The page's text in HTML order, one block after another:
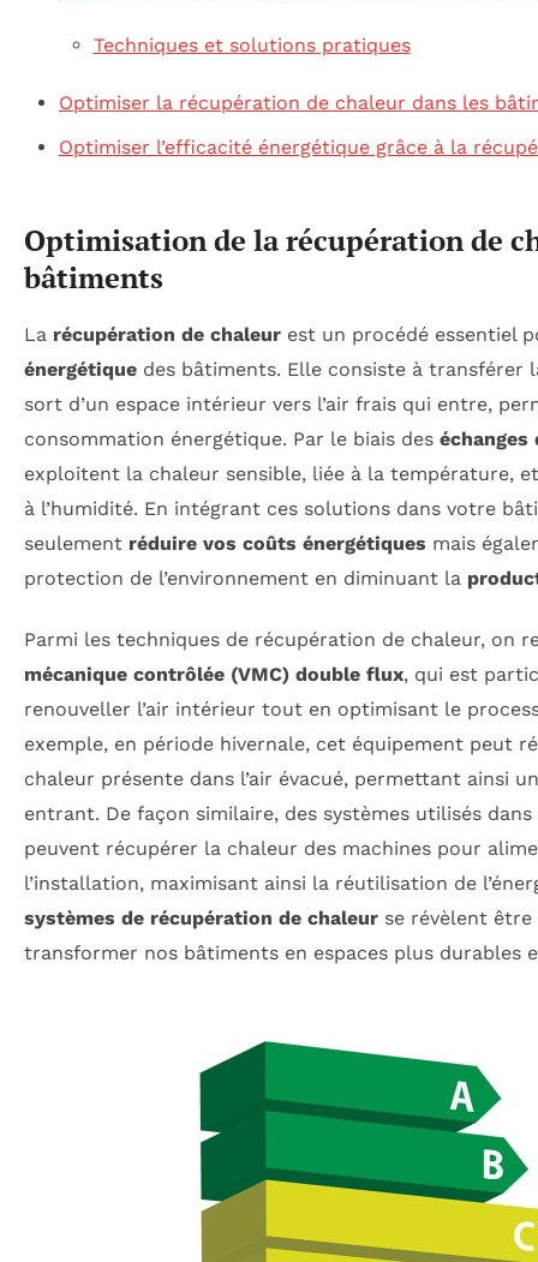
Techniques et solutions pratiques
Optimiser la récupération de chaleur dans les
Optimiser l’efficacité énergétique grâce à la
Optimisation de la récupération de
bâtiments
La récupération de chaleur est un procédé essentiel
énergétique des bâtiments. Elle consiste à transférer
sort d’un espace intérieur vers l’air frais qui entre,
consommation énergétique. Par le biais des échanges
exploitent la chaleur sensible, liée à la température,
à l’humidité. En intégrant ces solutions dans votre
seulement réduire vos coûts énergétiques mais
protection de l’environnement en diminuant la
Parmi les techniques de récupération de chaleur, on
mécanique contrôlée (VMC) double flux, qui est
renouveller l’air intérieur tout en optimisant le
exemple, en période hivernale, cet équipement peut
chaleur présente dans l’air évacué, permettant ainsi
entrant. De façon similaire, des systèmes utilisés
peuvent récupérer la chaleur des machines pour
l’installation, maximisant ainsi la réutilisation de
systèmes de récupération de chaleur se révèlent
transformer nos bâtiments en espaces plus durables